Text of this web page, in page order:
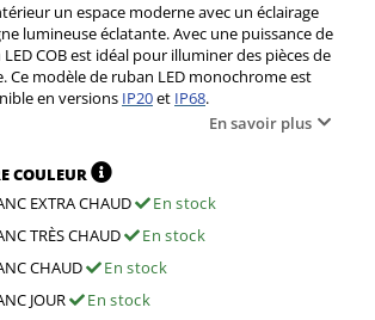
un espace moderne avec un éclairage
lumineuse éclatante. Avec une puissance de
COB est idéal pour illuminer des pièces de
Ce modèle de ruban LED monochrome est
en versions IP20et IP68.
En savoir plus
COULEUR
EXTRA CHAUD
En stock
TRÈS CHAUD
En stock
CHAUD
En stock
JOUR
En stock